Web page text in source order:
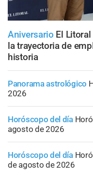
Aniversario El
la trayectoria de
historia
Panorama astrológico
2026
Horóscopo del día
agosto de 2026
Horóscopo del día
de agosto de 2026